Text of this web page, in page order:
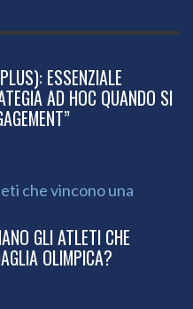
ESSENZIALE
AD HOC QUANDO SI
GLI ATLETI CHE
OLIMPICA?